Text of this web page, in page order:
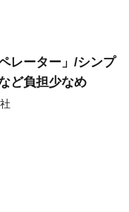
レーター」/シンプ
ど負担少なめ